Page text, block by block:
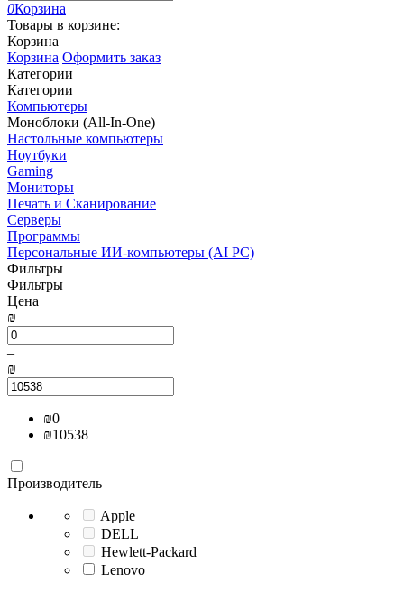
0Корзина
Товары в корзине:
Корзина
Корзина Оформить заказ
Категории
Категории
Компьютеры
Моноблоки (All-In-One)
Настольные компьютеры
Ноутбуки
Gaming
Мониторы
Печать и Сканирование
Серверы
Программы
Персональные ИИ-компьютеры (AI PC)
Фильтры
Фильтры
Цена
₪
–
₪
₪0
₪10538
Производитель
Apple
DELL
Hewlett-Packard
Lenovo